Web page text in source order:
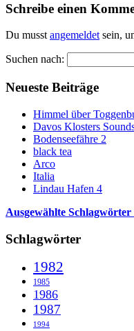
Schreibe einen
Du musstangemeldetsein,
Suchen nach:
Neueste Beiträge
Himmel über
Davos Klosters
Bodenseefähre 2
black tea
Arco
Italia
Lindau Hafen 4
Ausgewählte Schlagwörter
Schlagwörter
1982
1985
1986
1987
1994